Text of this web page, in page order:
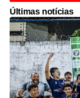
Últimas notícias